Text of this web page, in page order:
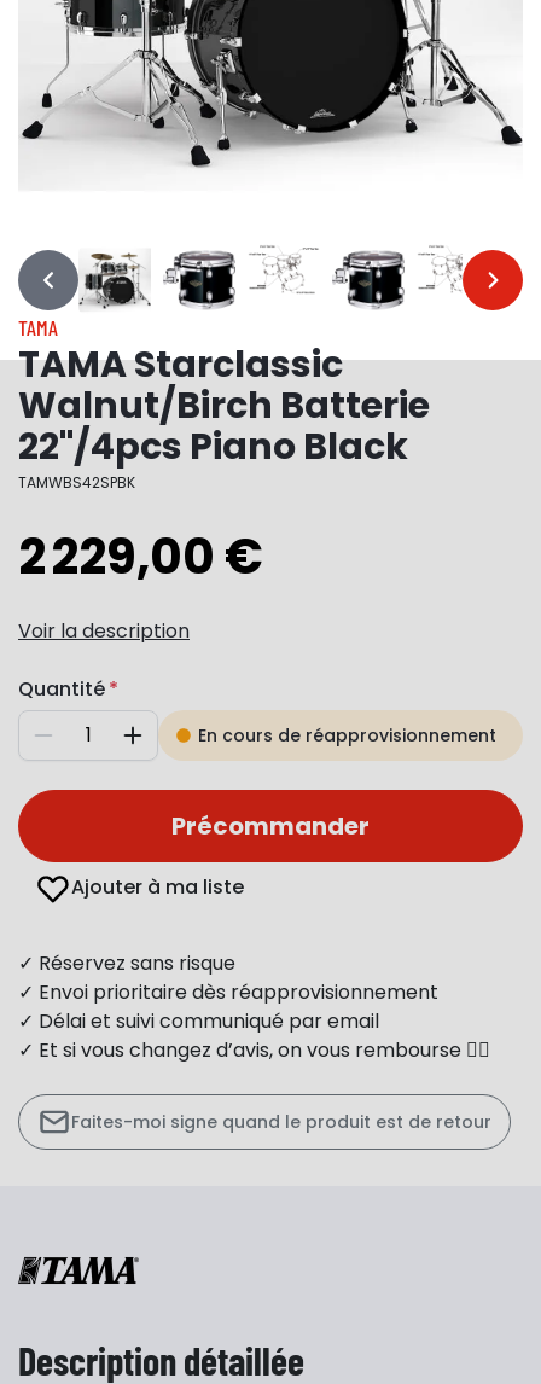
… …
TAMA
TAMA Starclassic
Walnut/Birch Batterie
22"/4pcs Piano Black
TAMWBS42SPBK
2 229,00 €
Voir la description
Quantité
Diminuer AugmenterEn cours de réapprovisionnement
Précommander
Ajouter à ma liste
✓ Réservez sans risque
✓ Envoi prioritaire dès réapprovisionnement
✓ Délai et suivi communiqué par email
✓ Et si vous changez d’avis, on vous rembourse 👍🏻
Faites-moi signe quand le produit est de retour
Description détaillée